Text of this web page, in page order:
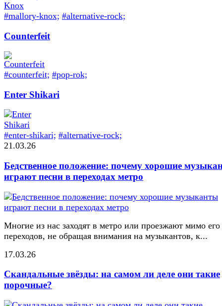
#mallory-knox; #alternative-rock;
Counterfeit
#counterfeit; #pop-rok;
Enter Shikari
#enter-shikari; #alternative-rock;
21.03.26
Бедственное положение: почему хорошие
играют песни в переходах метро
Многие из нас заходят в метро или проезжают мимо его
переходов, не обращая внимания на музыкантов, к...
17.03.26
Скандальные звёзды: на самом ли деле они такие
порочные?